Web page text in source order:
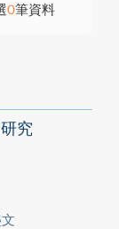
0筆資料
究